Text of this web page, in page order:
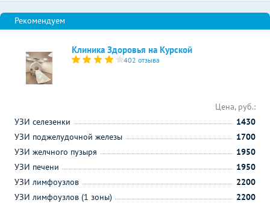
Клиника Здоровья на Курской
402 отзыва
Цена, руб.:
УЗИ селезенки
1430
УЗИ поджелудочной железы
1700
УЗИ желчного пузыря
1950
УЗИ печени
1950
УЗИ лимфоузлов
2200
УЗИ лимфоузлов (1 зоны)
2200